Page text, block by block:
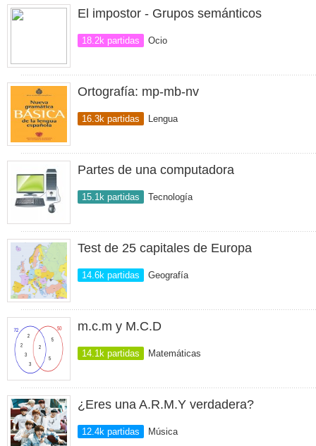
El impostor - Grupos semánticos
18.2k partidas Ocio
Ortografía: mp-mb-nv
16.3k partidas Lengua
Partes de una computadora
15.1k partidas Tecnología
Test de 25 capitales de Europa
14.6k partidas Geografía
m.c.m y M.C.D
14.1k partidas Matemáticas
¿Eres una A.R.M.Y verdadera?
12.4k partidas Música